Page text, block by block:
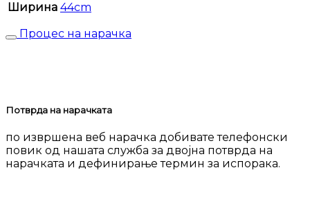
Ширина 44cm
Процес на нарачка
Потврда на нарачката
по извршена веб нарачка добивате телефонски
повик од нашата служба за двојна потврда на
нарачката и дефинирање термин за испорака.